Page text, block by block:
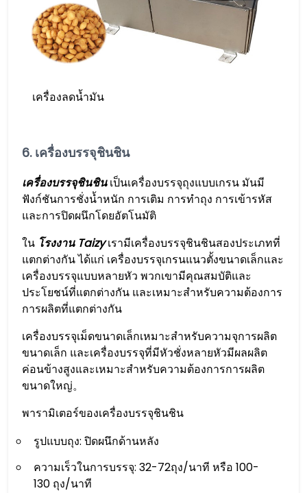
เครื่องลดน้ำมัน
6. เครื่องบรรจุชินชิน
เครื่องบรรจุชินชินเป็นเครื่องบรรจุถุงแบบเกรน มันมี
ฟังก์ชันการชั่งน้ำหนัก การเติม การทำถุง การเข้ารหัส
และการปิดผนึกโดยอัตโนมัติ
ใน โรงงาน Taizyเรามีเครื่องบรรจุชินชินสองประเภทที่
แตกต่างกัน ได้แก่ เครื่องบรรจุเกรนแนวตั้งขนาดเล็กและ
เครื่องบรรจุแบบหลายหัว พวกเขามีคุณสมบัติและ
ประโยชน์ที่แตกต่างกัน และเหมาะสำหรับความต้องการ
การผลิตที่แตกต่างกัน
เครื่องบรรจุเม็ดขนาดเล็กเหมาะสำหรับความจุการผลิต
ขนาดเล็ก และเครื่องบรรจุที่มีหัวชั่งหลายหัวมีผลผลิต
ค่อนข้างสูงและเหมาะสำหรับความต้องการการผลิต
ขนาดใหญ่。
พารามิเตอร์ของเครื่องบรรจุชินชิน
รูปแบบถุง: ปิดผนึกด้านหลัง
ความเร็วในการบรรจุ: 32-72ถุง/นาที หรือ 100-
130 ถุง/นาที